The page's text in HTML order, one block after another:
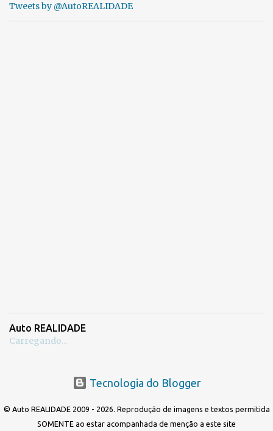
Tweets by @AutoREALIDADE
Auto REALIDADE
Carregando...
Tecnologia do Blogger
© Auto REALIDADE 2009 - 2026. Reprodução de imagens e textos permitida
SOMENTE ao estar acompanhada de menção a este site